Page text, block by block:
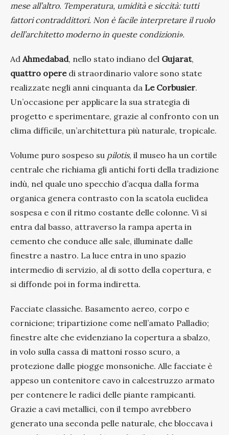
mese all’altro. Temperatura, umidità e siccità: tutti
fattori contraddittori. Non è facile interpretare il ruolo
dell’architetto moderno in queste condizioni».
Ad Ahmedabad, nello stato indiano del Gujarat,
quattro operedi straordinario valore sono state
realizzate negli anni cinquanta da Le Corbusier.
Un’occasione per applicare la sua strategia di
progetto e sperimentare, grazie al confronto con un
clima difficile, un’architettura più naturale, tropicale.
Volume puro sospeso su pilotis, il museo ha un cortile
centrale che richiama gli antichi forti della tradizione
indù, nel quale uno specchio d’acqua dalla forma
organica genera contrasto con la scatola euclidea
sospesa e con il ritmo costante delle colonne. Vi si
entra dal basso, attraverso la rampa aperta in
cemento che conduce alle sale, illuminate dalle
finestre a nastro. La luce entra in uno spazio
intermedio di servizio, al di sotto della copertura, e
si diffonde poi in forma indiretta.
Facciate classiche. Basamento aereo, corpo e
cornicione; tripartizione come nell’amato Palladio;
finestre alte che evidenziano la copertura a sbalzo,
in volo sulla cassa di mattoni rosso scuro, a
protezione dalle piogge monsoniche. Alle facciate è
appeso un contenitore cavo in calcestruzzo armato
per contenere le radici delle piante rampicanti.
Grazie a cavi metallici, con il tempo avrebbero
generato una seconda pelle naturale, che bloccava i